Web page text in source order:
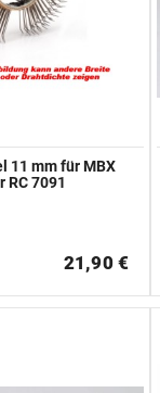
11 mm für MBX
7091
21,90 €